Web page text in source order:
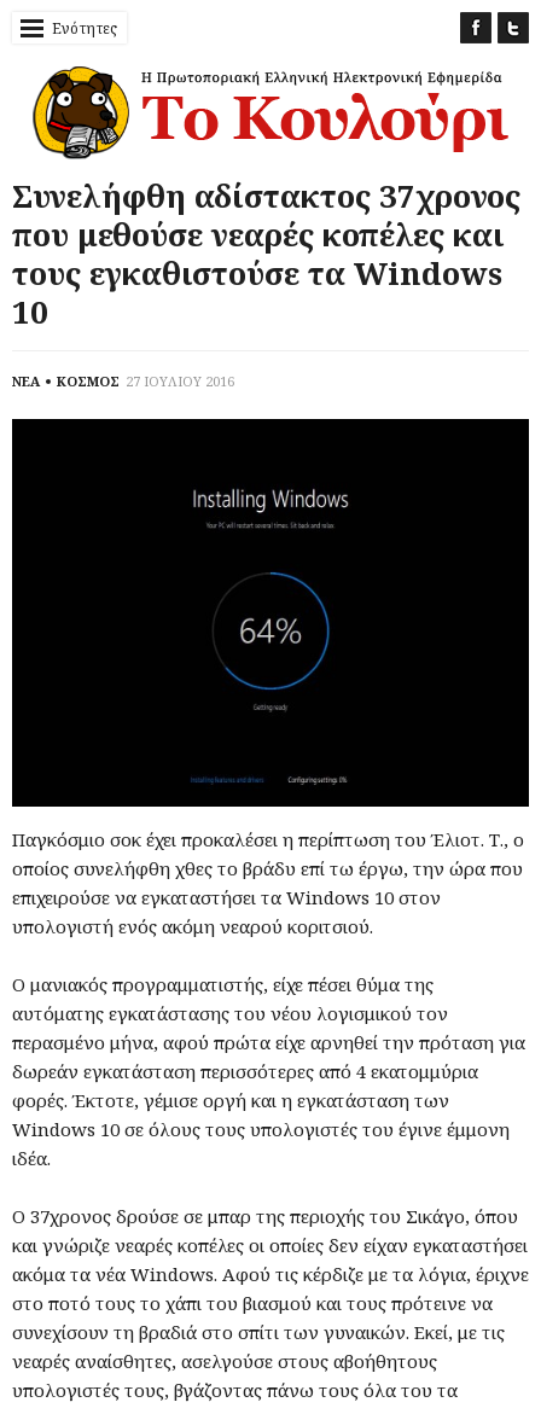
Ενότητες
Συνελήφθη αδίστακτος 37χρονος
που μεθούσε νεαρές κοπέλες και
τους εγκαθιστούσε τα Windows
10
ΝΕΑ ΚΟΣΜΟΣ 27 ΙΟΥΛΙΟΥ 2016
Παγκόσμιο σοκ έχει προκαλέσει η περίπτωση του Έλιοτ. Τ., ο
οποίος συνελήφθη χθες το βράδυ επί τω έργω, την ώρα που
επιχειρούσε να εγκαταστήσει τα Windows 10 στον
υπολογιστή ενός ακόμη νεαρού κοριτσιού.
Ο μανιακός προγραμματιστής, είχε πέσει θύμα της
αυτόματης εγκατάστασης του νέου λογισμικού τον
περασμένο μήνα, αφού πρώτα είχε αρνηθεί την πρόταση για
δωρεάν εγκατάσταση περισσότερες από 4 εκατομμύρια
φορές. Έκτοτε, γέμισε οργή και η εγκατάσταση των
Windows 10 σε όλους τους υπολογιστές του έγινε έμμονη
ιδέα.
Ο 37χρονος δρούσε σε μπαρ της περιοχής του Σικάγο, όπου
και γνώριζε νεαρές κοπέλες οι οποίες δεν είχαν εγκαταστήσει
ακόμα τα νέα Windows. Αφού τις κέρδιζε με τα λόγια, έριχνε
στο ποτό τους το χάπι του βιασμού και τους πρότεινε να
συνεχίσουν τη βραδιά στο σπίτι των γυναικών. Εκεί, με τις
νεαρές αναίσθητες, ασελγούσε στους αβοήθητους
υπολογιστές τους, βγάζοντας πάνω τους όλα του τα